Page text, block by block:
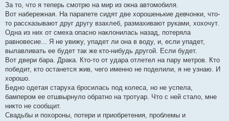
За то, что я теперь смотрю на мир из окна автомобиля.
Вот набережная. На парапете сидят две хорошенькие девчонки, что-
то рассказывают друг другу взахлеб, размахивают руками, хохочут.
Одна из них от смеха опасно наклонилась назад, потеряла
равновесие... Я не увижу, упадет ли она в воду, и, если упадет,
вылавливать ее будет так же кто-нибудь другой. Если будет.
Вот двери бара. Драка. Кто-то от удара отлетел на пару метров. Кто
победит, кто останется жив, чего именно не поделили, я не узнаю. И
хорошо.
Бедно одетая старуха бросилась под колеса, но не успела,
бампером ее отшвырнуло обратно на тротуар. Что с ней стало, мне
никто не сообщит.
Свадьбы и похороны, потери и приобретения, проблемы и